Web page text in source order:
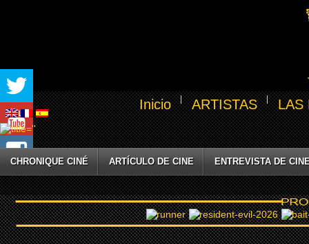
Inicio ARTISTAS LAS
CHRONIQUE CINÉ ARTÍCULO DE CINE ENTREVISTA DE